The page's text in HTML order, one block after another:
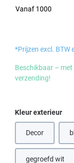
Vanaf 1000
*Prijzen excl. BTW
Beschikbaar –
verzending!
Selecteer
Kleur exterieur
Decor(Deze optie is
gegroefd wit